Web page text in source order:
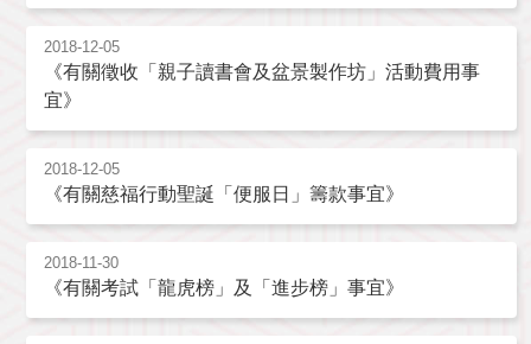
2018-12-05
《有關徵收「親子讀書會及盆景製作坊」活動費用事
宜》
2018-12-05
《有關慈福行動聖誕「便服日」籌款事宜》
2018-11-30
《有關考試「龍虎榜」及「進步榜」事宜》